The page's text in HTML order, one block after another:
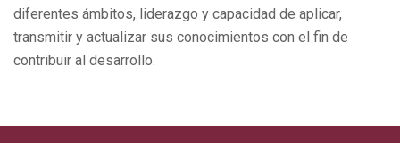
diferentes ámbitos, liderazgo y capacidad de aplicar,
transmitir y actualizar sus conocimientos con el fin de
contribuir al desarrollo.